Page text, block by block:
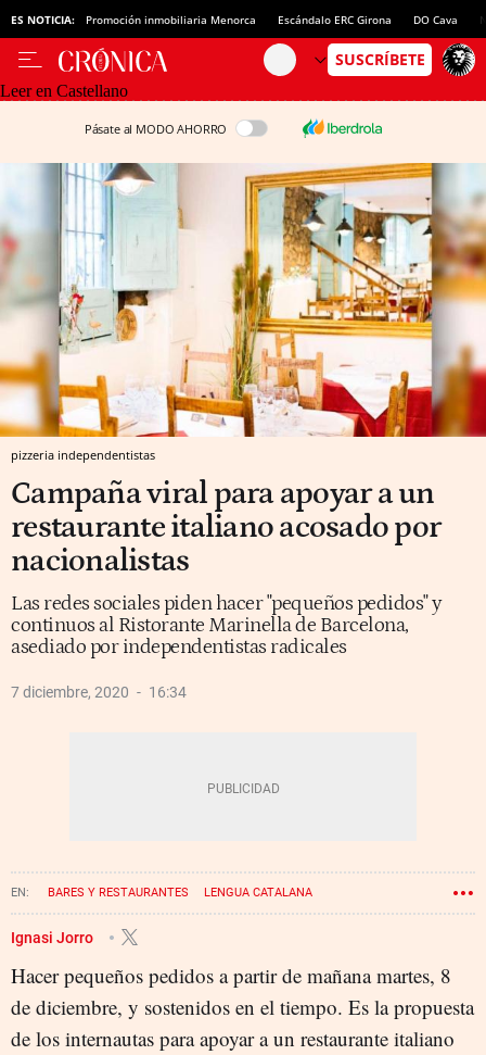
ES NOTICIA: Promoción inmobiliaria Menorca Escándalo ERC Girona DO Cava
Leer en Castellano
Pásate al MODO AHORRO
pizzeria independentistas
Campaña viral para apoyar a un
restaurante italiano acosado por
nacionalistas
Las redes sociales piden hacer "pequeños pedidos" y
continuos al Ristorante Marinella de Barcelona,
asediado por independentistas radicales
7 diciembre, 2020 16:34
BARES Y RESTAURANTES LENGUA CATALANA
LENGUA CASTELLANA
Ignasi Jorro
Hacer pequeños pedidos a partir de mañana martes, 8
de diciembre, y sostenidos en el tiempo. Es la propuesta
de los internautas para apoyar a un restaurante italiano